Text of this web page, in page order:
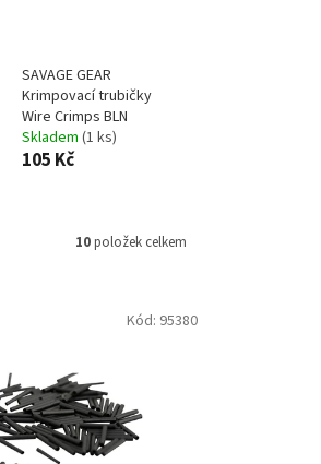
SAVAGE GEAR
Krimpovací trubičky
Wire Crimps BLN
Skladem (1 ks)
105 Kč
10položek celkem
Kód: 95380